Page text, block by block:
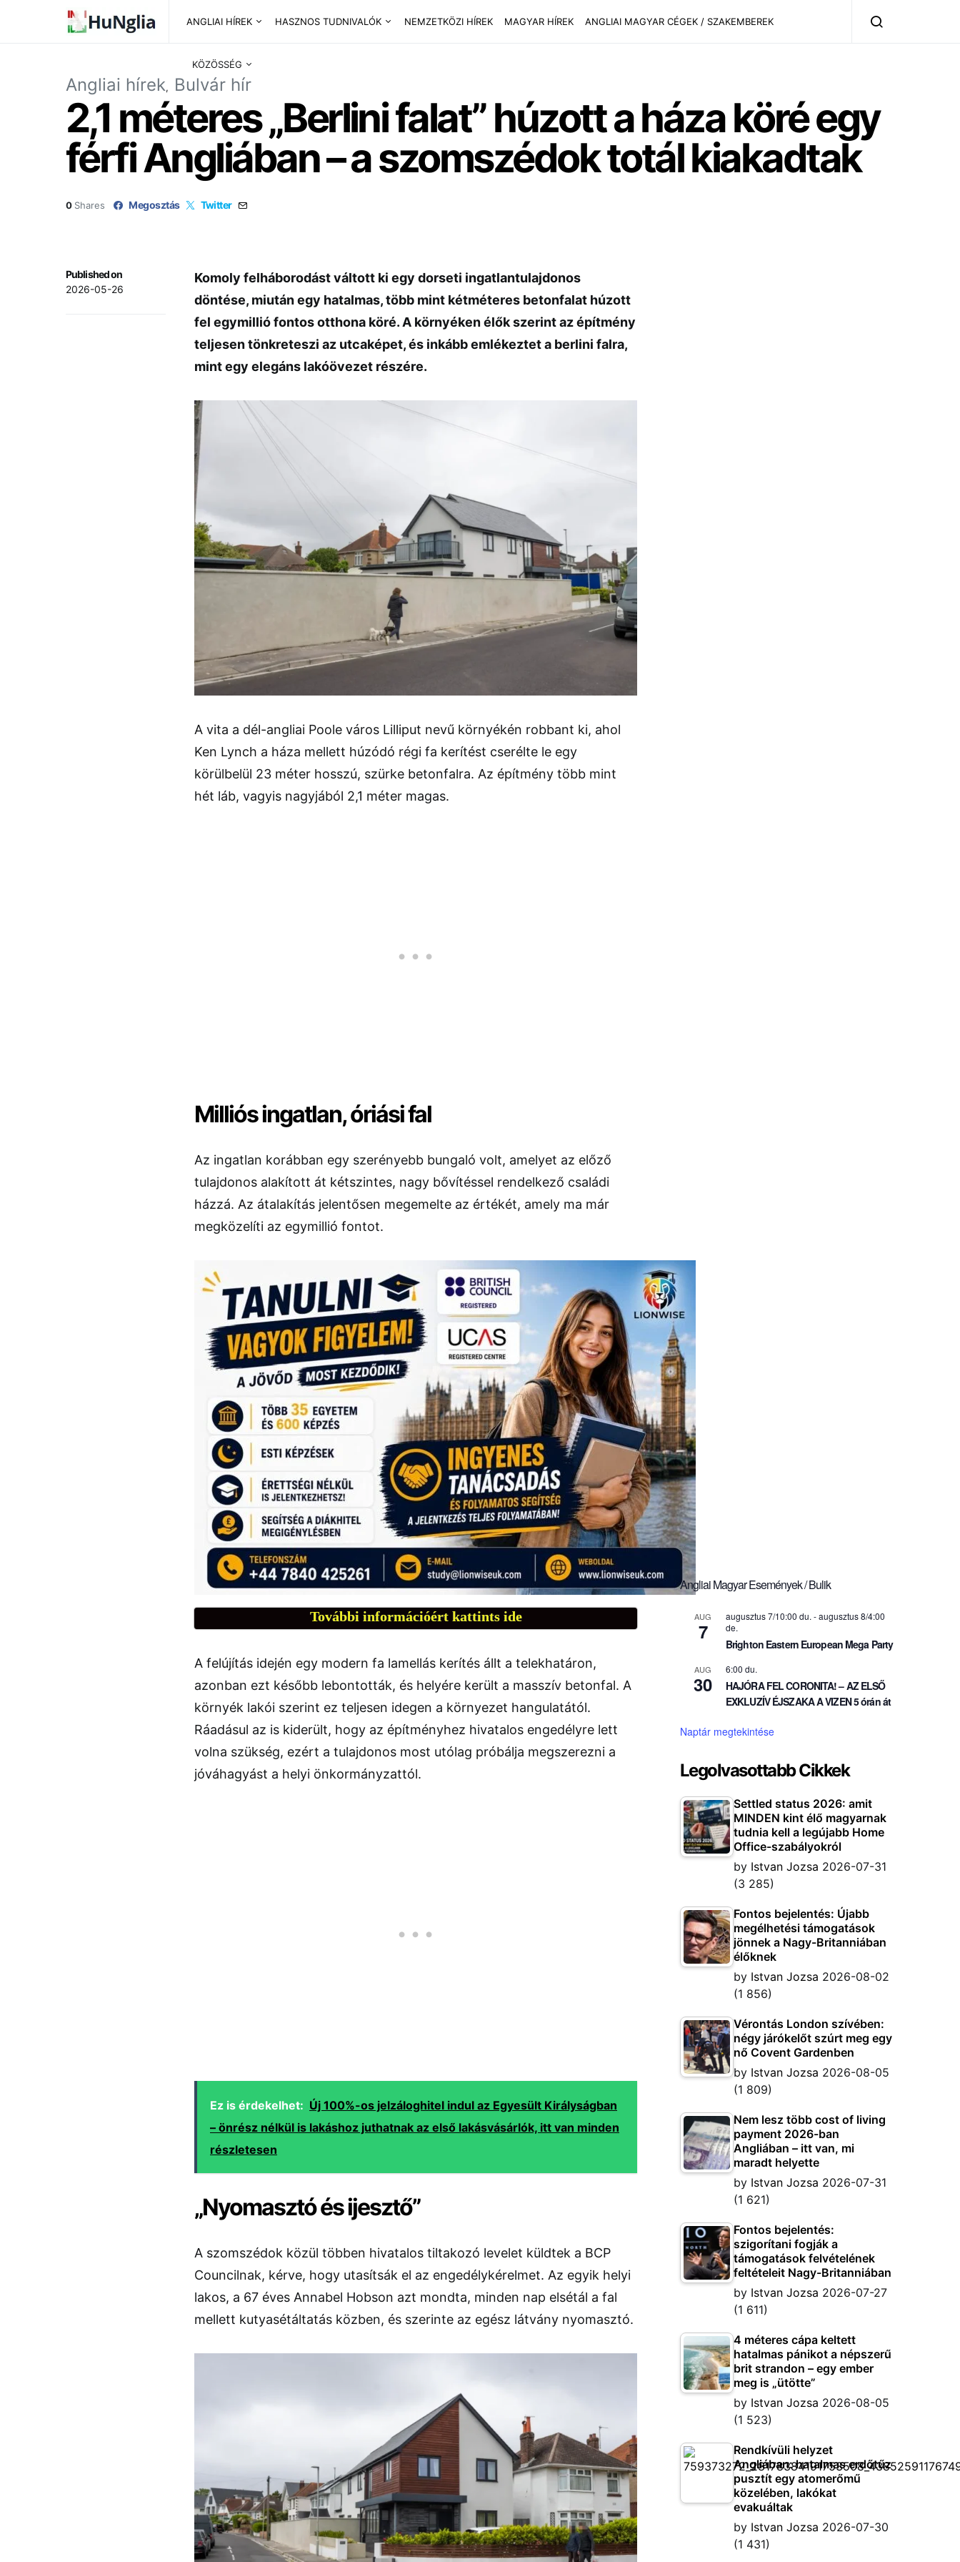
ANGLIAI HÍREK HASZNOS TUDNIVALÓK NEMZETKÖZI HÍREK MAGYAR HÍREK ANGLIAI MAGYAR CÉGEK / SZAKEMBEREK
KÖZÖSSÉG
Angliai hírek Bulvár hír
2,1 méteres „Berlini falat” húzott a háza köré egy
férfi Angliában – a szomszédok totál kiakadtak
0 Shares Megosztás Twitter
Published on
2026-05-26
Komoly felháborodást váltott ki egy dorseti ingatlantulajdonos
döntése, miután egy hatalmas, több mint kétméteres betonfalat húzott
fel egymillió fontos otthona köré. A környéken élők szerint az építmény
teljesen tönkreteszi az utcaképet, és inkább emlékeztet a berlini falra,
mint egy elegáns lakóövezet részére.
A vita a dél-angliai Poole város Lilliput nevű környékén robbant ki, ahol
Ken Lynch a háza mellett húzódó régi fa kerítést cserélte le egy
körülbelül 23 méter hosszú, szürke betonfalra. Az építmény több mint
hét láb, vagyis nagyjából 2,1 méter magas.
Milliós ingatlan, óriási fal
Az ingatlan korábban egy szerényebb bungaló volt, amelyet az előző
tulajdonos alakított át kétszintes, nagy bővítéssel rendelkező családi
házzá. Az átalakítás jelentősen megemelte az értékét, amely ma már
megközelíti az egymillió fontot.
További információért kattints ide
A felújítás idején egy modern fa lamellás kerítés állt a telekhatáron,
azonban ezt később lebontották, és helyére került a masszív betonfal. A
környék lakói szerint ez teljesen idegen a környezet hangulatától.
Ráadásul az is kiderült, hogy az építményhez hivatalos engedélyre lett
volna szükség, ezért a tulajdonos most utólag próbálja megszerezni a
jóváhagyást a helyi önkormányzattól.
Ez is érdekelhet: Új 100%-os jelzáloghitel indul az Egyesült Királyságban
– önrész nélkül is lakáshoz juthatnak az első lakásvásárlók, itt van minden
részletesen
„Nyomasztó és ijesztő”
A szomszédok közül többen hivatalos tiltakozó levelet küldtek a BCP
Councilnak, kérve, hogy utasítsák el az engedélykérelmet. Az egyik helyi
lakos, a 67 éves Annabel Hobson azt mondta, minden nap elsétál a fal
mellett kutyasétáltatás közben, és szerinte az egész látvány nyomasztó.
Angliai Magyar Események / Bulik
AUG
7
augusztus 7/10:00 du. -augusztus 8/4:00
de.
Brighton Eastern European Mega Party
AUG
30
6:00 du.
HAJÓRA FEL CORONITA! – AZ ELSŐ
EXKLUZÍV ÉJSZAKA A VIZEN 5 órán át
Naptár megtekintése
Legolvasottabb Cikkek
Settled status 2026: amit
MINDEN kint élő magyarnak
tudnia kell a legújabb Home
Office-szabályokról
by Istvan Jozsa 2026-07-31
(3 285)
Fontos bejelentés: Újabb
megélhetési támogatások
jönnek a Nagy-Britanniában
élőknek
by Istvan Jozsa 2026-08-02
(1 856)
Vérontás London szívében:
négy járókelőt szúrt meg egy
nő Covent Gardenben
by Istvan Jozsa 2026-08-05
(1 809)
Nem lesz több cost of living
payment 2026-ban
Angliában – itt van, mi
maradt helyette
by Istvan Jozsa 2026-07-31
(1 621)
Fontos bejelentés:
szigorítani fogják a
támogatások felvételének
feltételeit Nagy-Britanniában
by Istvan Jozsa 2026-07-27
(1 611)
4 méteres cápa keltett
hatalmas pánikot a népszerű
brit strandon – egy ember
meg is „ütötte”
by Istvan Jozsa 2026-08-05
(1 523)
Rendkívüli helyzet
Angliában: hatalmas erdőtűz
pusztít egy atomerőmű
közelében, lakókat
evakuáltak
by Istvan Jozsa 2026-07-30
(1 431)